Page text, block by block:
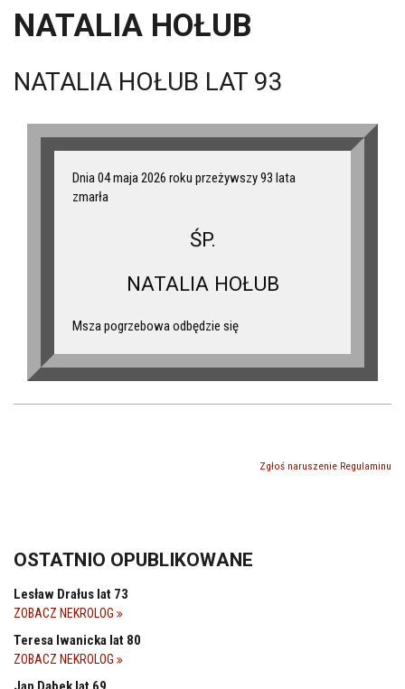
NATALIA HOŁUB
NATALIA HOŁUB LAT 93
Dnia 04 maja 2026 roku przeżywszy 93 lata
zmarła
ŚP.
NATALIA HOŁUB
Msza pogrzebowa odbędzie się
Zgłoś naruszenie Regulaminu
OSTATNIO OPUBLIKOWANE
Lesław Drałus lat 73
ZOBACZ NEKROLOG
Teresa Iwanicka lat 80
ZOBACZ NEKROLOG